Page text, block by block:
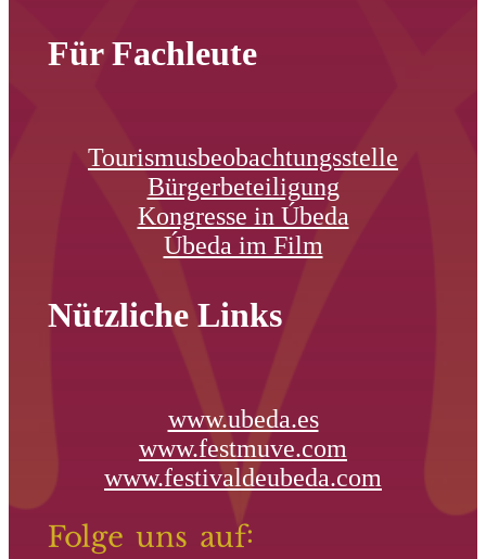
Für Fachleute
Tourismusbeobachtungsstelle
Bürgerbeteiligung
Kongresse in Úbeda
Úbeda im Film
Nützliche Links
www.ubeda.es
www.festmuve.com
www.festivaldeubeda.com
Folge uns auf: